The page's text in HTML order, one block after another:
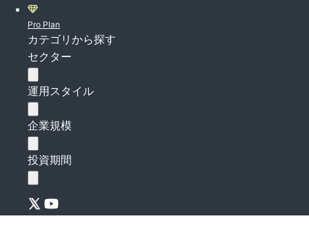
Pro Plan
カテゴリから探す
セクター
運用スタイル
企業規模
投資期間